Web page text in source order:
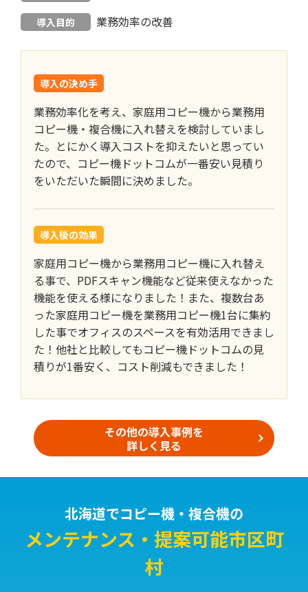
導入目的 業務効率の改善
導入の決め手
業務効率化を考え、家庭用コピー機から業務用
コピー機・複合機に入れ替えを検討していまし
た。とにかく導入コストを抑えたいと思ってい
たので、コピー機ドットコムが一番安い見積り
をいただいた瞬間に決めました。
導入後の効果
家庭用コピー機から業務用コピー機に入れ替え
る事で、PDFスキャン機能など従来使えなかった
機能を使える様になりました！また、複数台あ
った家庭用コピー機を業務用コピー機1台に集約
した事でオフィスのスペースを有効活用できまし
た！他社と比較してもコピー機ドットコムの見
積りが1番安く、コスト削減もできました！
その他の導入事例を
詳しく見る
北海道でコピー機・複合機の
メンテナンス・提案可能市区町
村